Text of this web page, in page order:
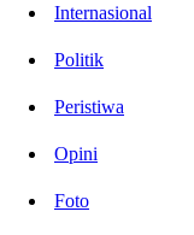
Internasional
Politik
Peristiwa
Opini
Foto